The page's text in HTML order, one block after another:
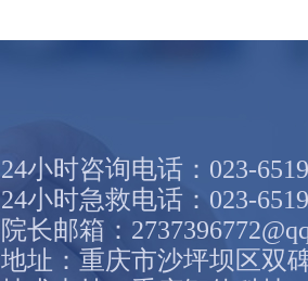
24小时咨询电话：023-
24小时急救电话：023-
院长邮箱：
地址：重庆市沙坪坝区双